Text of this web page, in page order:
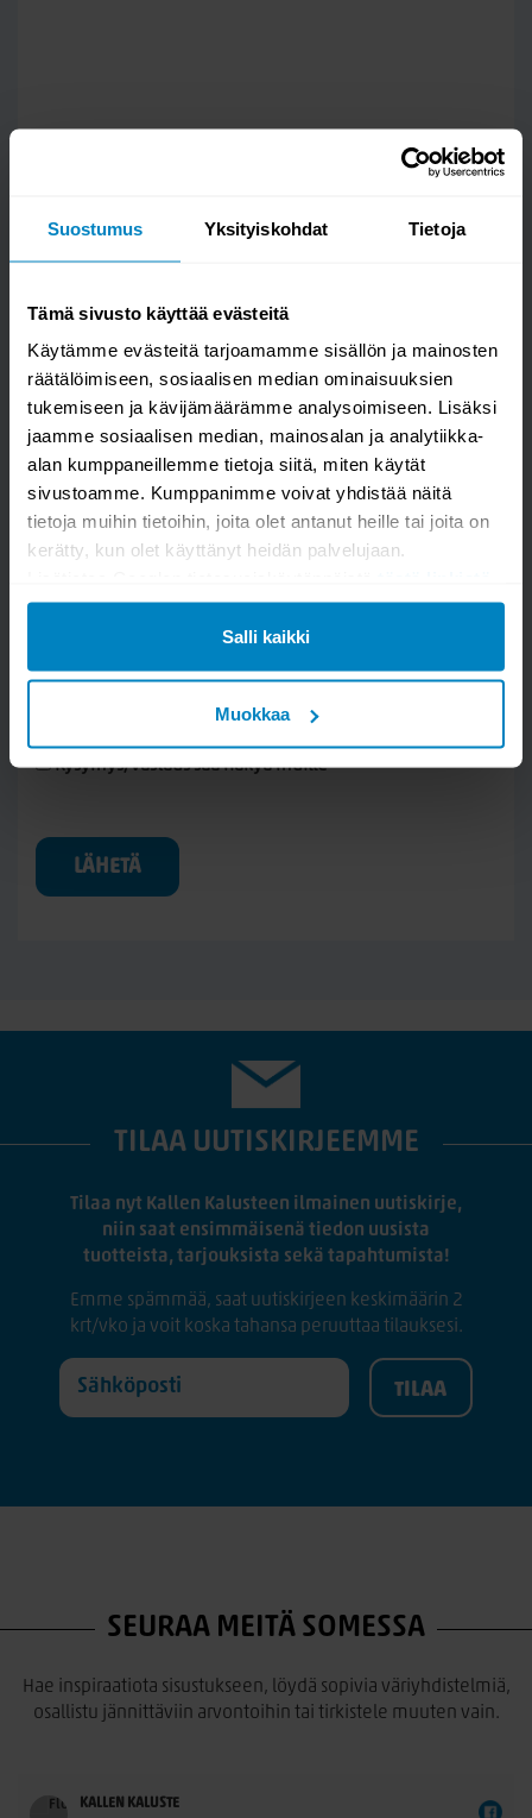
Suostumus Yksityiskohdat Tietoja
Tämä sivusto käyttää evästeitä
Käytämme evästeitä tarjoamamme sisällön ja mainosten
räätälöimiseen, sosiaalisen median ominaisuuksien
tukemiseen ja kävijämäärämme analysoimiseen. Lisäksi
jaamme sosiaalisen median, mainosalan ja analytiikka-
alan kumppaneillemme tietoja siitä, miten käytät
sivustoamme. Kumppanimme voivat yhdistää näitä
tietoja muihin tietoihin, joita olet antanut heille tai joita on
kerätty, kun olet käyttänyt heidän palvelujaan.
Salli kaikki
Muokkaa
Kysy kysymys
Bianca ovaalipöytä 90x200, Musta
Kysymys/vastaus saa näkyä muille
LÄHETÄ
TILAA UUTISKIRJEEMME
Tilaa nyt Kallen Kalusteen ilmainen uutiskirje,
niin saat ensimmäisenä tiedon uusista
tuotteista, tarjouksista sekä tapahtumista!
Emme spämmää, saat uutiskirjeen keskimäärin 2
krt/vko ja voit koska tahansa peruuttaa tilauksesi.
SEURAA MEITÄ SOMESSA
Hae inspiraatiota sisustukseen, löydä sopivia väriyhdistelmiä,
osallistu jännittäviin arvontoihin tai tirkistele muuten vain.
KALLEN KALUSTE